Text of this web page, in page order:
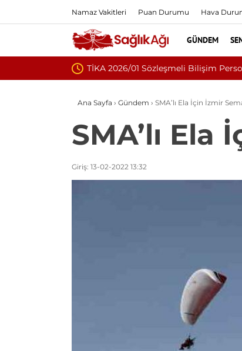
Namaz Vakitleri Puan Durumu Hava
GÜNDEM
Personeli Alım İlanı Yayımlandı
Ana Sayfa › Gündem › SMA’lı Ela İçin İzmir
SMA’lı
Giriş: 13-02-2022 13:32